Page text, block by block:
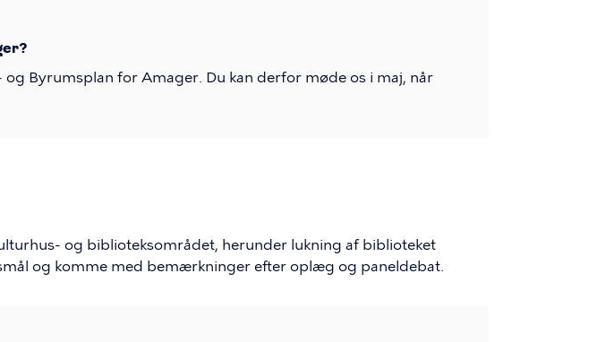
Byrumsplan for Amager. Du kan derfor møde os i maj, når
og biblioteksområdet, herunder lukning af biblioteket
og komme med bemærkninger efter oplæg og paneldebat.